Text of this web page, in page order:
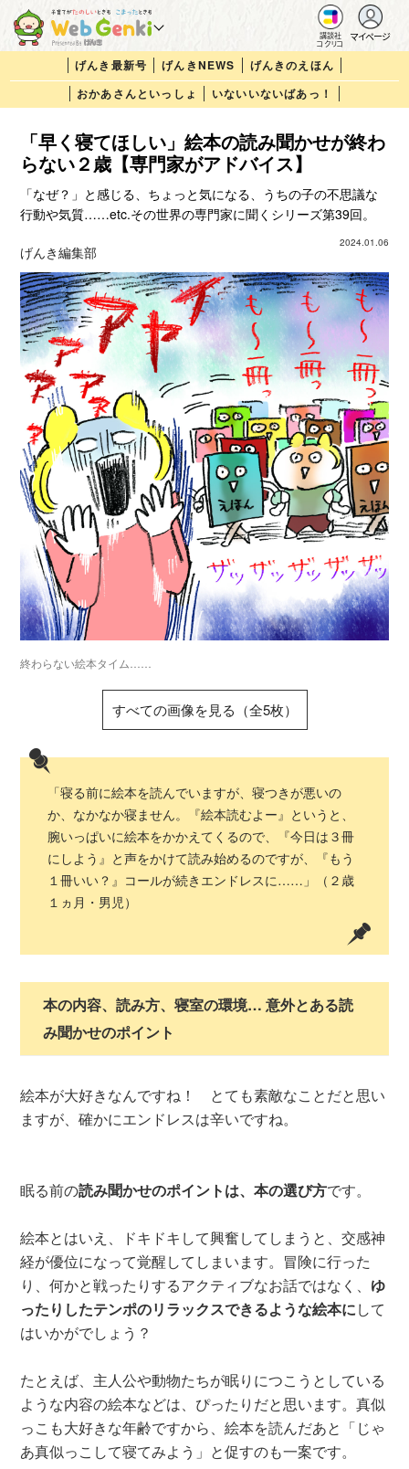
講談社
コクリコ
マイページ
げんき最新号 げんきNEWS
げんきのえほん
おかあさんといっしょ
いないいないばあっ！
「早く寝てほしい」絵本の読み聞かせが終わ
らない２歳【専門家がアドバイス】
「なぜ？」と感じる、ちょっと気になる、うちの子の不思議な
行動や気質……etc.その世界の専門家に聞くシリーズ第39回。
2024.01.06
げんき編集部
終わらない絵本タイム……
すべての画像を見る（全5枚）
「寝る前に絵本を読んでいますが、寝つきが悪いの
か、なかなか寝ません。『絵本読むよー』というと、
腕いっぱいに絵本をかかえてくるので、『今日は３冊
にしよう』と声をかけて読み始めるのですが、『もう
１冊いい？』コールが続きエンドレスに……」（２歳
１ヵ月・男児）
本の内容、読み方、寝室の環境… 意外とある読
み聞かせのポイント
絵本が大好きなんですね！ とても素敵なことだと思い
ますが、確かにエンドレスは辛いですね。
眠る前の読み聞かせのポイントは、本の選び方です。
絵本とはいえ、ドキドキして興奮してしまうと、交感神
経が優位になって覚醒してしまいます。冒険に行った
り、何かと戦ったりするアクティブなお話ではなく、 ゆ
ったりしたテンポのリラックスできるような絵本にして
はいかがでしょう？
たとえば、主人公や動物たちが眠りにつこうとしている
ような内容の絵本などは、ぴったりだと思います。真似
っこも大好きな年齢ですから、絵本を読んだあと「じゃ
あ真似っこして寝てみよう」と促すのも一案です。